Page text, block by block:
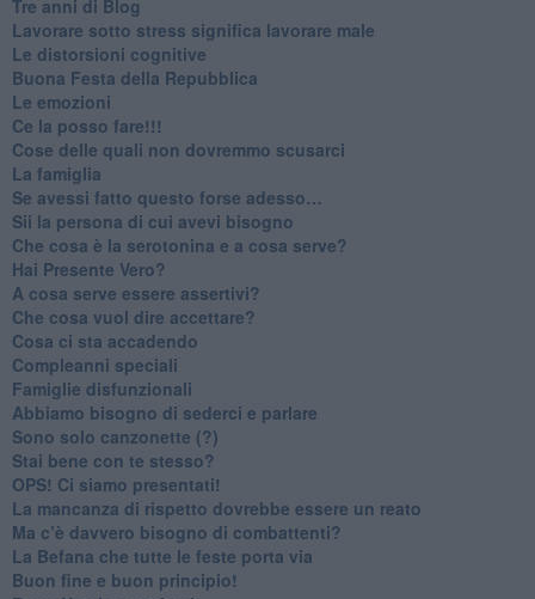
​Tre anni di Blog
​Lavorare sotto stress significa lavorare male
​Le distorsioni cognitive
​Buona Festa della Repubblica
Le emozioni
​Ce la posso fare!!!
​Cose delle quali non dovremmo scusarci
​La famiglia
​Se avessi fatto questo forse adesso…
​Sii la persona di cui avevi bisogno
Che cosa è la serotonina e a cosa serve?
​Hai Presente Vero?
A cosa serve essere assertivi?
​Che cosa vuol dire accettare?
​Cosa ci sta accadendo
​Compleanni speciali
​Famiglie disfunzionali
​Abbiamo bisogno di sederci e parlare
Sono solo canzonette (?)
​Stai bene con te stesso?
​OPS! Ci siamo presentati!
​La mancanza di rispetto dovrebbe essere un reato
​Ma c’è davvero bisogno di combattenti?
​La Befana che tutte le feste porta via
Buon fine e buon principio!